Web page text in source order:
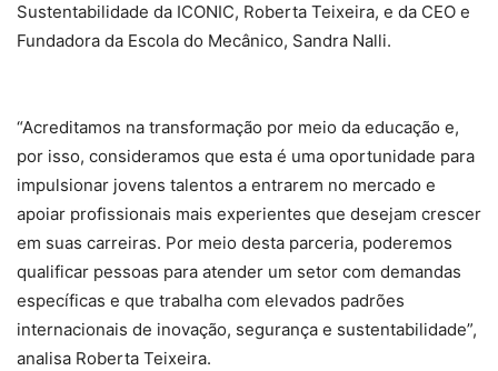
Sustentabilidade da ICONIC, Roberta Teixeira, e da CEO e
Fundadora da Escola do Mecânico, Sandra Nalli.
“Acreditamos na transformação por meio da educação e,
por isso, consideramos que esta é uma oportunidade para
impulsionar jovens talentos a entrarem no mercado e
apoiar profissionais mais experientes que desejam crescer
em suas carreiras. Por meio desta parceria, poderemos
qualificar pessoas para atender um setor com demandas
específicas e que trabalha com elevados padrões
internacionais de inovação, segurança e sustentabilidade”,
analisa Roberta Teixeira.